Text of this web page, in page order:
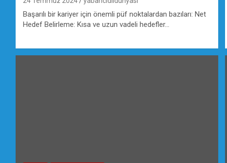
Başarılı bir kariyer için önemli püf noktalardan bazıları: Net
Hedef Belirleme: Kısa ve uzun vadeli hedefler…